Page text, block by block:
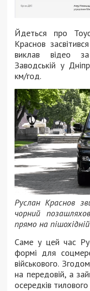
Йдеться про
Краснов
виклав відео
Заводській у
км/год.
Руслан Краснов
чорний
прямо на
Саме у цей час
формі для
військового.
на передовій, а
осередків